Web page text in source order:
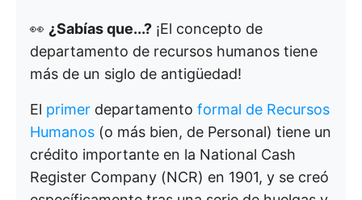
👀 ¿Sabías que...? ¡El concepto de
departamento de recursos humanos tiene
más de un siglo de antigüedad!
El primer departamento formal de Recursos
Humanos (o más bien, de Personal) tiene un
crédito importante en la National Cash
Register Company (NCR) en 1901, y se creó